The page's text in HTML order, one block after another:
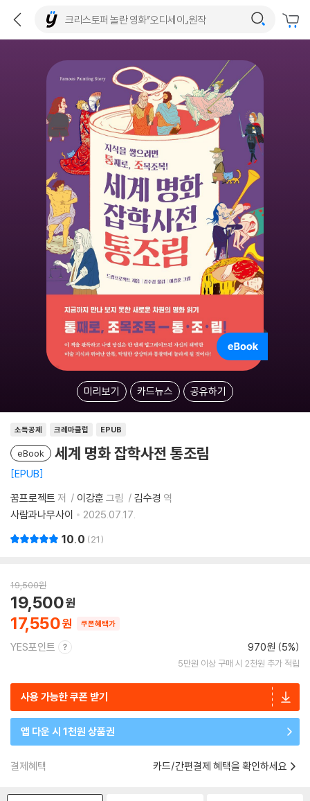
미리보기 카드뉴스 공유하기
소득공제 크레마클럽 EPUB
eBook 세계 명화 잡학사전 통조림
EPUB
꿈프로젝트 저 이강훈 그림 김수경 역
사람과나무사이
2025.07.17.
10.0 21
19,500원
17,550
19,500
쿠폰혜택가
YES포인트 970원 (5%)
5만원 이상 구매 시 2천원 추가 적립
사용 가능한 쿠폰 받기
앱 다운 시 1천원 상품권
결제혜택 카드/간편결제 혜택을 확인하세요